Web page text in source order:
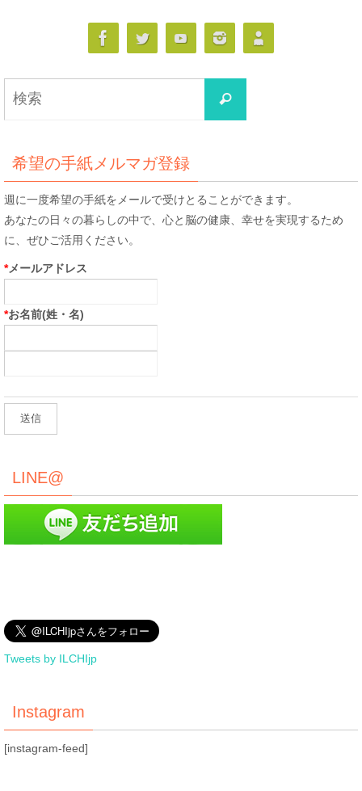
検
索
希望の手紙メルマガ登録
週に一度希望の手紙をメールで受けとることができます。
あなたの日々の暮らしの中で、心と脳の健康、幸せを実現するため
に、ぜひご活用ください。
*メールアドレス
*お名前(姓・名)
LINE@
Tweets by ILCHIjp
Instagram
[instagram-feed]